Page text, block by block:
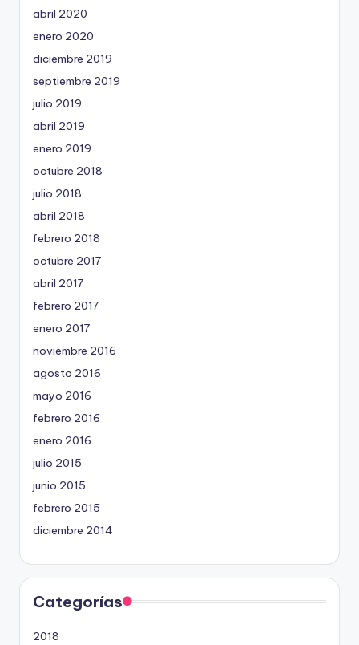
abril 2020
enero 2020
diciembre 2019
septiembre 2019
julio 2019
abril 2019
enero 2019
octubre 2018
julio 2018
abril 2018
febrero 2018
octubre 2017
abril 2017
febrero 2017
enero 2017
noviembre 2016
agosto 2016
mayo 2016
febrero 2016
enero 2016
julio 2015
junio 2015
febrero 2015
diciembre 2014
Categorías
2018